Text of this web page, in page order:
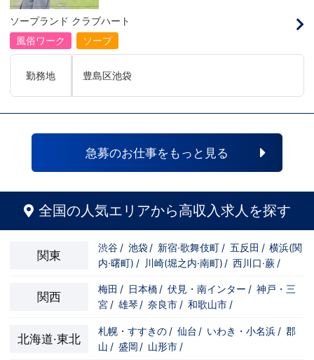
の駅
るのかな…？」そんな不安を抱えながら好
奇心で裏方に飛び込んだ北村さん。実際に
は、入社初日でそのイメージがガラッと変
わり、「本当に優しい人ばかり」と感じた
不安な表情が笑顔に変わっていく瞬間を見
届けることが、この仕事の大きなやりがい
だと語ってくれました。動画では、入社の
できたポイント、将来の展望までリアルに
ソープランド クラブハート
風俗ワーク
ソープ
勤務地 豊島区池袋
急募のお仕事をもっと見る
全国の人気エリアから高収入求人を探す
関東
渋谷 / 池袋 / 新宿·歌舞伎町 / 五反田 / 横浜(関
内·曙町) / 川崎(堀之内·南町) / 西川口·蕨 /
関西
梅田 / 日本橋 / 伏見・南インター / 神戸・三
宮 / 雄琴 / 奈良市 / 和歌山市 /
北海道·東北
札幌・すすきの / 仙台 / いわき・小名浜 / 郡
山 / 盛岡 / 山形市 /